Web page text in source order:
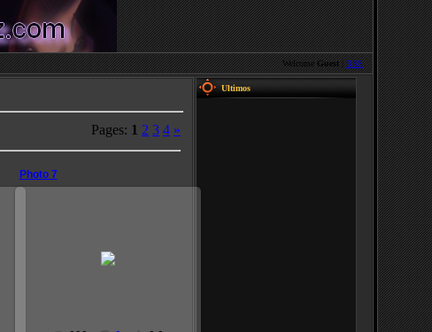
WelcomeGuest| RSS
Pages: 1 2 3 4 »
Photo 7
Ultimos